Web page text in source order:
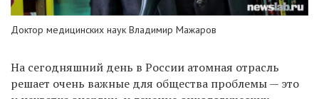
Доктор медицинских наук Владимир Мажаров
На сегодняшний день в России атомная отрасль
решает очень важные для общества проблемы — это